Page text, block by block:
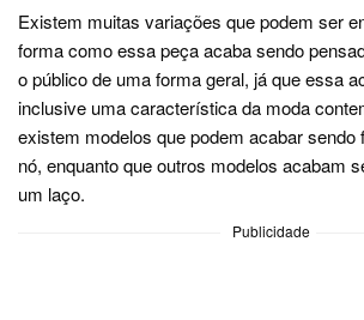
Existem muitas variações que podem ser
forma como essa peça acaba sendo
o público de uma forma geral, já que essa
inclusive uma característica da moda
existem modelos que podem acabar sendo
nó, enquanto que outros modelos acabam
um laço.
Publicidade